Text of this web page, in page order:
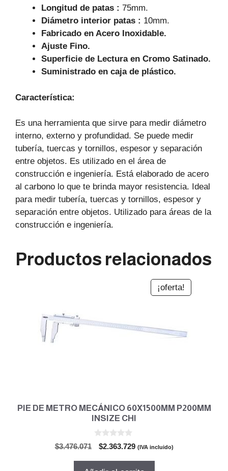
Longitud de patas : 75mm.
Diámetro interior patas : 10mm.
Fabricado en Acero Inoxidable.
Ajuste Fino.
Superficie de Lectura en Cromo Satinado.
Suministrado en caja de plástico.
Característica:
Es una herramienta que sirve para medir diámetro
interno, externo y profundidad. Se puede medir
tubería, tuercas y tornillos, espesor y separación
entre objetos. Es utilizado en el área de
construcción e ingeniería. Está elaborado de acero
al carbono lo que te brinda mayor resistencia. Ideal
para medir tubería, tuercas y tornillos, espesor y
separación entre objetos. Utilizado para áreas de la
construcción e ingeniería.
Productos relacionados
¡oferta!
PIE DE METRO MECÁNICO 60X1500MM P200MM
INSIZE CHI
$3.476.071
El
original
$2.363.729El
actual
(IVA incluido)